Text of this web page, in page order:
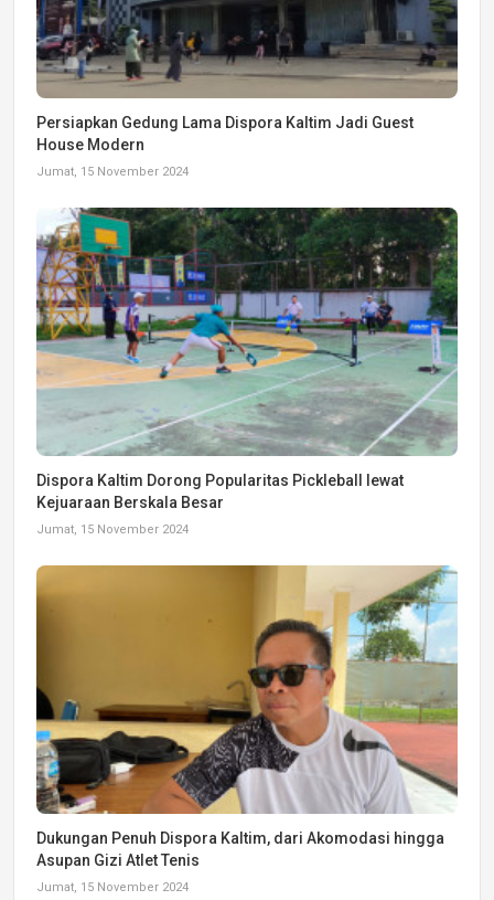
Persiapkan Gedung Lama Dispora Kaltim Jadi Guest
House Modern
Jumat, 15 November 2024
Dispora Kaltim Dorong Popularitas Pickleball lewat
Kejuaraan Berskala Besar
Jumat, 15 November 2024
Dukungan Penuh Dispora Kaltim, dari Akomodasi hingga
Asupan Gizi Atlet Tenis
Jumat, 15 November 2024